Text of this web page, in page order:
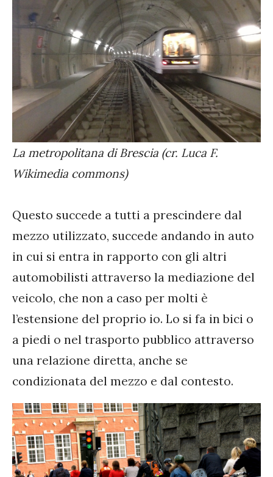
La metropolitana di Brescia (cr. Luca F.
Wikimedia commons)
Questo succede a tutti a prescindere dal
mezzo utilizzato, succede andando in auto
in cui si entra in rapporto con gli altri
automobilisti attraverso la mediazione del
veicolo, che non a caso per molti è
l’estensione del proprio io. Lo si fa in bici o
a piedi o nel trasporto pubblico attraverso
una relazione diretta, anche se
condizionata del mezzo e dal contesto.